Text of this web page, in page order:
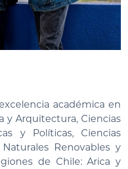
académica en
y Arquitectura, Ciencias
y Políticas, Ciencias
Renovables y
de Chile: Arica y